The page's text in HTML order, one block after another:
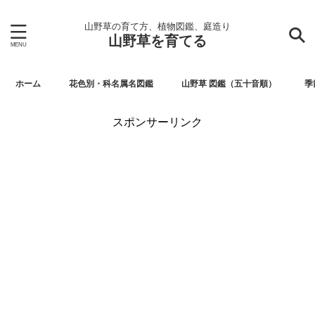
山野草の育て方、植物図鑑、庭造り
山野草を育てる
ホーム 花色別・科名属名図鑑 山野草 図鑑（五十音順） 季
スポンサーリンク